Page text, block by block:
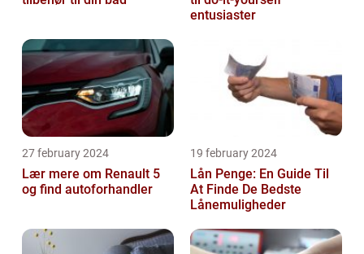
entusiaster
27 february 2024
Lær mere om Renault 5
og find autoforhandler
19 february 2024
Lån Penge: En Guide Til
At Finde De Bedste
Lånemuligheder